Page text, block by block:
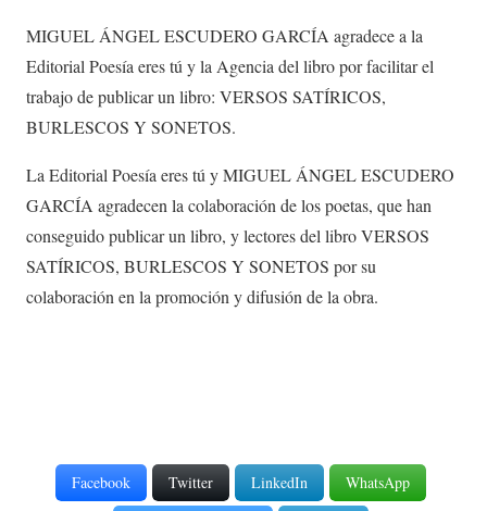
MIGUEL ÁNGEL ESCUDERO GARCÍA agradece a la
Editorial Poesía eres tú y la Agencia del libro por facilitar el
trabajo de publicar un libro: VERSOS SATÍRICOS,
BURLESCOS Y SONETOS.
La Editorial Poesía eres tú y MIGUEL ÁNGEL ESCUDERO
GARCÍA agradecen la colaboración de los poetas, que han
conseguido publicar un libro, y lectores del libro VERSOS
SATÍRICOS, BURLESCOS Y SONETOS por su
colaboración en la promoción y difusión de la obra.
Facebook Twitter LinkedIn
WhatsApp